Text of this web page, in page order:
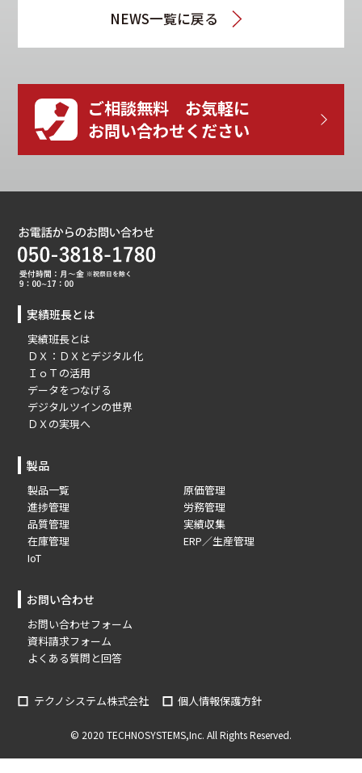
NEWS一覧に戻る
ご相談無料 お気軽に
お問い合わせください
実績班長とは
実績班長とは
ＤＸ：ＤＸとデジタル化
ＩｏＴの活用
データをつなげる
デジタルツインの世界
ＤＸの実現へ
製品
製品一覧
進捗管理
品質管理
在庫管理
IoT
原価管理
労務管理
実績収集
ERP／生産管理
お問い合わせ
お問い合わせフォーム
資料請求フォーム
よくある質問と回答
テクノシステム株式会社 個人情報保護方針
© 2020 TECHNOSYSTEMS,Inc. All Rights Reserved.